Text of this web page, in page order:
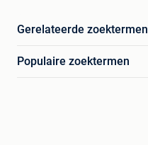
Gerelateerde zoektermen
Populaire zoektermen